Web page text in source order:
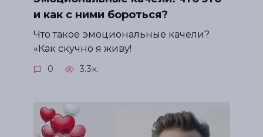
и как с ними бороться?
Что такое эмоциональные качели?
«Как скучно я живу!
0 3.3к.